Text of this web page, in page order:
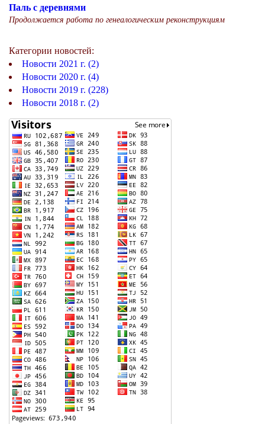
Паль с деревнями
Продолжается работа по генеалогическим реконструкциям
Категории новостей:
Новости 2021 г. (2)
Новости 2020 г. (4)
Новости 2019 г. (228)
Новости 2018 г. (2)